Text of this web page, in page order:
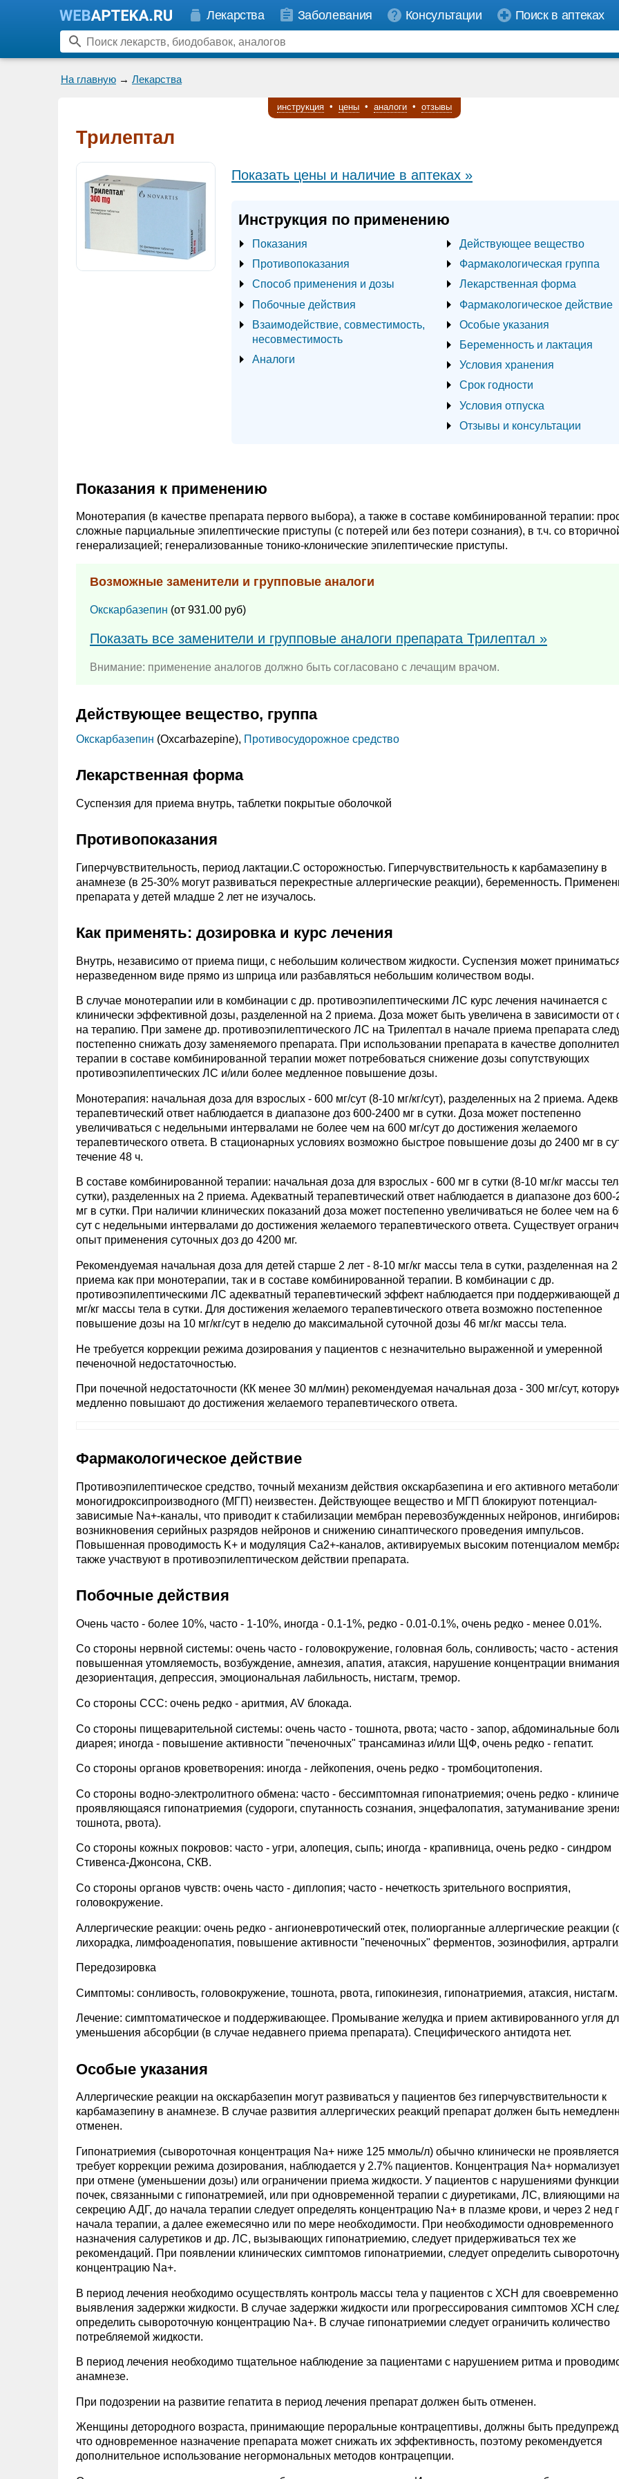
Лекарства Заболевания Консультации Поиск в аптеках
На главную → Лекарства
инструкция • цены • аналоги • отзывы
Трилептал
Показать цены и наличие в аптеках »
Инструкция по применению
Показания
Противопоказания
Способ применения и дозы
Побочные действия
Взаимодействие, совместимость,
несовместимость
Аналоги
Действующее вещество
Фармакологическая группа
Лекарственная форма
Фармакологическое действие
Особые указания
Беременность и лактация
Условия хранения
Срок годности
Условия отпуска
Отзывы и консультации
Показания к применению
Монотерапия (в качестве препарата первого выбора), а также в составе комбинированной терапии:
сложные парциальные эпилептические приступы (с потерей или без потери сознания), в т.ч. со
генерализацией; генерализованные тонико-клонические эпилептические приступы.
Возможные заменители и групповые аналоги
Окскарбазепин (от 931.00 руб)
Показать все заменители и групповые аналоги препарата Трилептал »
Внимание: применение аналогов должно быть согласовано с лечащим врачом.
Действующее вещество, группа
Окскарбазепин (Oxcarbazepine), Противосудорожное средство
Лекарственная форма
Суспензия для приема внутрь, таблетки покрытые оболочкой
Противопоказания
Гиперчувствительность, период лактации.C осторожностью. Гиперчувствительность к карбамазепину в
анамнезе (в 25-30% могут развиваться перекрестные аллергические реакции), беременность.
препарата у детей младше 2 лет не изучалось.
Как применять: дозировка и курс лечения
Внутрь, независимо от приема пищи, с небольшим количеством жидкости. Суспензия может
неразведенном виде прямо из шприца или разбавляться небольшим количеством воды.
В случае монотерапии или в комбинации с др. противоэпилептическими ЛС курс лечения начинается с
клинически эффективной дозы, разделенной на 2 приема. Доза может быть увеличена в зависимости от
на терапию. При замене др. противоэпилептического ЛС на Трилептал в начале приема препарата
постепенно снижать дозу заменяемого препарата. При использовании препарата в качестве
терапии в составе комбинированной терапии может потребоваться снижение дозы сопутствующих
противоэпилептических ЛС и/или более медленное повышение дозы.
Монотерапия: начальная доза для взрослых - 600 мг/сут (8-10 мг/кг/сут), разделенных на 2 приема.
терапевтический ответ наблюдается в диапазоне доз 600-2400 мг в сутки. Доза может постепенно
увеличиваться с недельными интервалами не более чем на 600 мг/сут до достижения желаемого
терапевтического ответа. В стационарных условиях возможно быстрое повышение дозы до 2400 мг в
течение 48 ч.
В составе комбинированной терапии: начальная доза для взрослых - 600 мг в сутки (8-10 мг/кг массы
сутки), разделенных на 2 приема. Адекватный терапевтический ответ наблюдается в диапазоне доз 600-
мг в сутки. При наличии клинических показаний доза может постепенно увеличиваться не более чем на
сут с недельными интервалами до достижения желаемого терапевтического ответа. Существует
опыт применения суточных доз до 4200 мг.
Рекомендуемая начальная доза для детей старше 2 лет - 8-10 мг/кг массы тела в сутки, разделенная на 2
приема как при монотерапии, так и в составе комбинированной терапии. В комбинации с др.
противоэпилептическими ЛС адекватный терапевтический эффект наблюдается при поддерживающей
мг/кг массы тела в сутки. Для достижения желаемого терапевтического ответа возможно постепенное
повышение дозы на 10 мг/кг/сут в неделю до максимальной суточной дозы 46 мг/кг массы тела.
Не требуется коррекции режима дозирования у пациентов с незначительно выраженной и умеренной
печеночной недостаточностью.
При почечной недостаточности (КК менее 30 мл/мин) рекомендуемая начальная доза - 300 мг/сут,
медленно повышают до достижения желаемого терапевтического ответа.
Фармакологическое действие
Противоэпилептическое средство, точный механизм действия окскарбазепина и его активного
моногидроксипроизводного (МГП) неизвестен. Действующее вещество и МГП блокируют потенциал-
зависимые Na+-каналы, что приводит к стабилизации мембран перевозбужденных нейронов,
возникновения серийных разрядов нейронов и снижению синаптического проведения импульсов.
Повышенная проводимость K+ и модуляция Ca2+-каналов, активируемых высоким потенциалом
также участвуют в противоэпилептическом действии препарата.
Побочные действия
Очень часто - более 10%, часто - 1-10%, иногда - 0.1-1%, редко - 0.01-0.1%, очень редко - менее 0.01%.
Со стороны нервной системы: очень часто - головокружение, головная боль, сонливость; часто -
повышенная утомляемость, возбуждение, амнезия, апатия, атаксия, нарушение концентрации
дезориентация, депрессия, эмоциональная лабильность, нистагм, тремор.
Со стороны ССС: очень редко - аритмия, AV блокада.
Со стороны пищеварительной системы: очень часто - тошнота, рвота; часто - запор, абдоминальные
диарея; иногда - повышение активности "печеночных" трансаминаз и/или ЩФ, очень редко - гепатит.
Со стороны органов кроветворения: иногда - лейкопения, очень редко - тромбоцитопения.
Со стороны водно-электролитного обмена: часто - бессимптомная гипонатриемия; очень редко -
проявляющаяся гипонатриемия (судороги, спутанность сознания, энцефалопатия, затуманивание
тошнота, рвота).
Со стороны кожных покровов: часто - угри, алопеция, сыпь; иногда - крапивница, очень редко - синдром
Стивенса-Джонсона, СКВ.
Со стороны органов чувств: очень часто - диплопия; часто - нечеткость зрительного восприятия,
головокружение.
Аллергические реакции: очень редко - ангионевротический отек, полиорганные аллергические реакции
лихорадка, лимфоаденопатия, повышение активности "печеночных" ферментов, эозинофилия,
Передозировка
Симптомы: сонливость, головокружение, тошнота, рвота, гипокинезия, гипонатриемия, атаксия, нистагм.
Лечение: симптоматическое и поддерживающее. Промывание желудка и прием активированного угля
уменьшения абсорбции (в случае недавнего приема препарата). Специфического антидота нет.
Особые указания
Аллергические реакции на окскарбазепин могут развиваться у пациентов без гиперчувствительности к
карбамазепину в анамнезе. В случае развития аллергических реакций препарат должен быть
отменен.
Гипонатриемия (сывороточная концентрация Na+ ниже 125 ммоль/л) обычно клинически не
требует коррекции режима дозирования, наблюдается у 2.7% пациентов. Концентрация Na+
при отмене (уменьшении дозы) или ограничении приема жидкости. У пациентов с нарушениями функции
почек, связанными с гипонатремией, или при одновременной терапии с диуретиками, ЛС, влияющими
секрецию АДГ, до начала терапии следует определять концентрацию Na+ в плазме крови, и через 2 нед
начала терапии, а далее ежемесячно или по мере необходимости. При необходимости одновременного
назначения салуретиков и др. ЛС, вызывающих гипонатриемию, следует придерживаться тех же
рекомендаций. При появлении клинических симптомов гипонатриемии, следует определить
концентрацию Na+.
В период лечения необходимо осуществлять контроль массы тела у пациентов с ХСН для
выявления задержки жидкости. В случае задержки жидкости или прогрессирования симптомов ХСН
определить сывороточную концентрацию Na+. В случае гипонатриемии следует ограничить количество
потребляемой жидкости.
В период лечения необходимо тщательное наблюдение за пациентами с нарушением ритма и
анамнезе.
При подозрении на развитие гепатита в период лечения препарат должен быть отменен.
Женщины детородного возраста, принимающие пероральные контрацептивы, должны быть
что одновременное назначение препарата может снижать их эффективность, поэтому рекомендуется
дополнительное использование негормональных методов контрацепции.